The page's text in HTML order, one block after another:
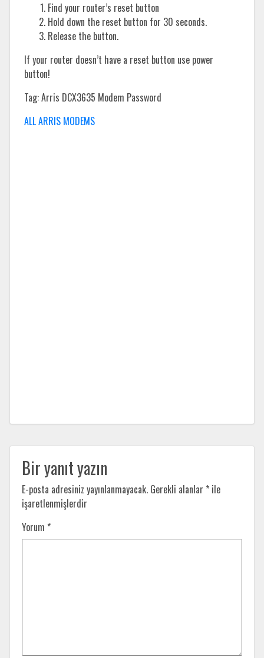
Find your router’s reset button
Hold down the reset button for 30 seconds.
Release the button.
If your router doesn’t have a reset button use power
button!
Tag: Arris DCX3635 Modem Password
ALL ARRIS MODEMS
Bir yanıt yazın
E-posta adresiniz yayınlanmayacak. Gerekli alanlar * ile
işaretlenmişlerdir
Yorum *